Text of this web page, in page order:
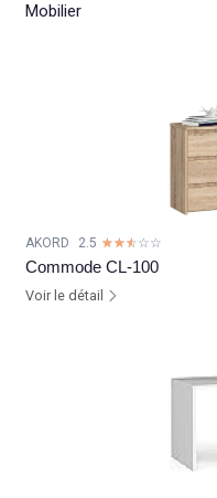
Mobilier
AKORD 2.5 ☆☆☆☆☆
★★★★★
Commode CL-100
Voir le détail